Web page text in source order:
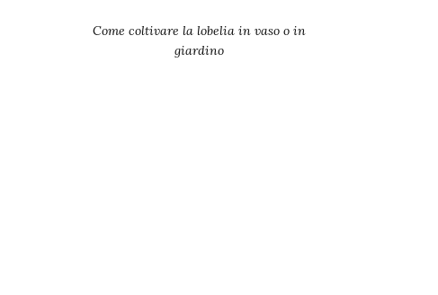
Come coltivare la lobelia in vaso o in
giardino